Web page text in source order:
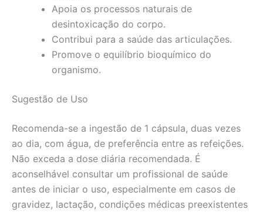
Apoia os processos naturais de
desintoxicação do corpo.
Contribui para a saúde das articulações.
Promove o equilíbrio bioquímico do
organismo.
Sugestão de Uso
Recomenda-se a ingestão de 1 cápsula, duas vezes
ao dia, com água, de preferência entre as refeições.
Não exceda a dose diária recomendada. É
aconselhável consultar um profissional de saúde
antes de iniciar o uso, especialmente em casos de
gravidez, lactação, condições médicas preexistentes